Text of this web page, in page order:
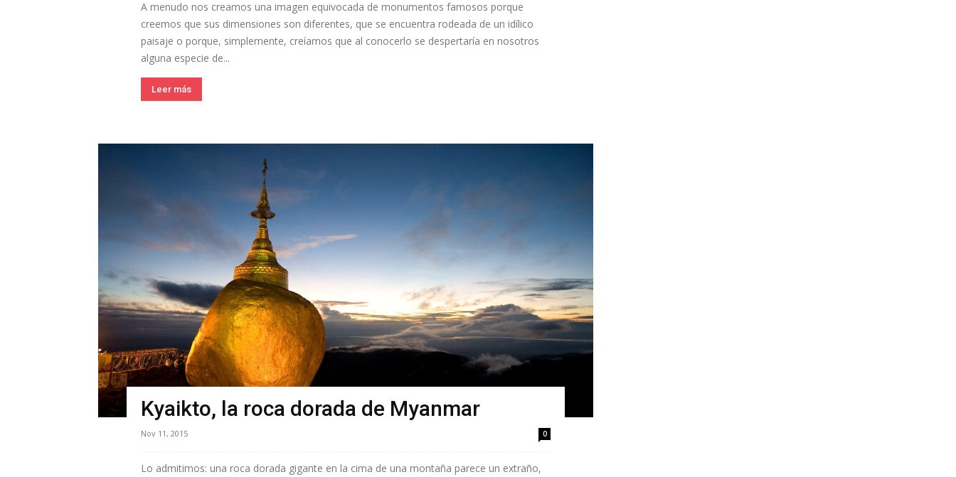
A menudo nos creamos una imagen equivocada de monumentos famosos porque
creemos que sus dimensiones son diferentes, que se encuentra rodeada de un idílico
paisaje o porque, simplemente, creíamos que al conocerlo se despertaría en nosotros
alguna especie de...
Leer más
Kyaikto, la roca dorada de Myanmar
Nov 11, 2015 0
Lo admitimos: una roca dorada gigante en la cima de una montaña parece un extraño,